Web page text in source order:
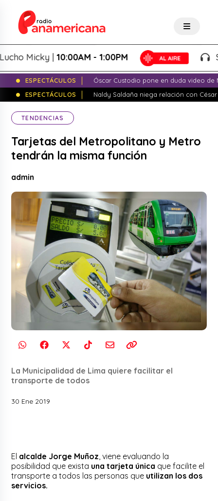
Micky |10:00AM - 1:00PM
ESPECTÁCULOS
Óscar Custodio pone en duda video de
ESPECTÁCULOS
Naldy Saldaña niega relación con
TENDENCIAS
Tarjetas del Metropolitano y Metro
tendrán la misma función
admin
La Municipalidad de Lima quiere facilitar el
transporte de todos
30 Ene 2019
El alcalde Jorge Muñoz , viene evaluando la
posibilidad que exista una tarjeta única que facilite el
transporte a todos las personas que utilizan los dos
servicios.